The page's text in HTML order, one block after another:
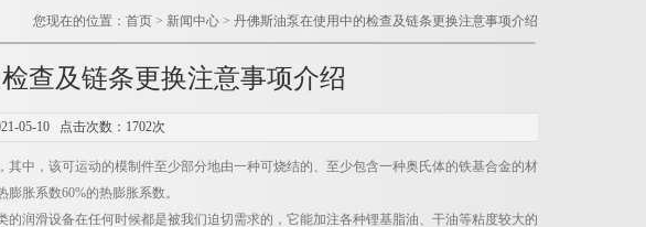
您现在的位置： 首页 > 新闻中心 > 丹佛斯油泵在使用中的检查及链条更换注意事项介绍
查及链条更换注意事项介绍
05-10 点击次数：1702次
中，该可运动的模制件至少部分地由一种可烧结的、至少包含一种奥氏体的铁基合金的材
胀系数60%的热膨胀系数。
滑设备在任何时候都是被我们迫切需求的，它能加注各种锂基脂油、干油等粘度较大的